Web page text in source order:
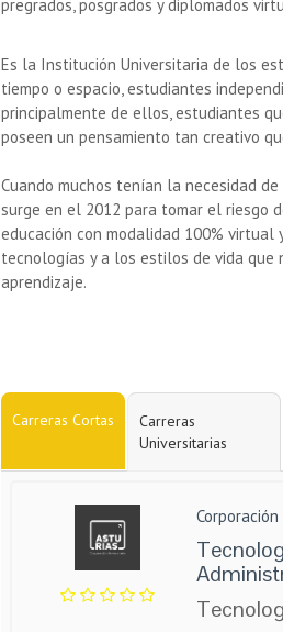
pregrados, posgrados y diplomados
Es la Institución Universitaria de los
tiempo o espacio, estudiantes
principalmente de ellos, estudiantes
poseen un pensamiento tan creativo
Cuando muchos tenían la necesidad
surge en el 2012 para tomar el riesgo
educación con modalidad 100%
tecnologías y a los estilos de vida que
aprendizaje.
Carreras Cortas
Carreras
Universitarias